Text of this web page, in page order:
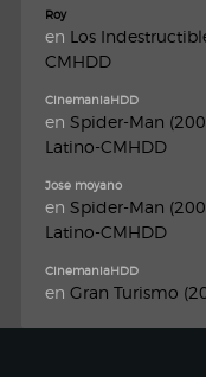
Roy
en Los
CMHDD
CinemaniaHDD
en Spider-Man
Latino-CMHDD
Jose moyano
en Spider-Man
Latino-CMHDD
CinemaniaHDD
en Gran Turismo